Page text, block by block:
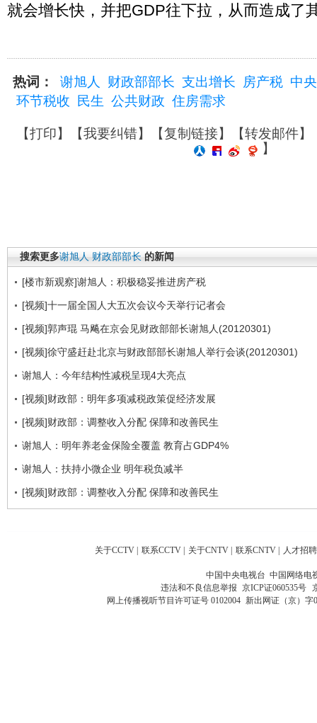
就会增长快，并把GDP往下拉，从而造成了
热词： 谢旭人 财政部部长 支出增长 房产税 中
环节税收
民生 公共财政 住房需求
【打印】【我要纠错】【复制链接】【转发邮件】
】
搜索更多谢旭人 财政部部长 的新闻
[楼市新观察]谢旭人：积极稳妥推进房产税
[视频]十一届全国人大五次会议今天举行记者会
[视频]郭声琨 马飚在京会见财政部部长谢旭人(20120301)
[视频]徐守盛赶赴北京与财政部部长谢旭人举行会谈(20120301)
谢旭人：今年结构性减税呈现4大亮点
[视频]财政部：明年多项减税政策促经济发展
[视频]财政部：调整收入分配 保障和改善民生
谢旭人：明年养老金保险全覆盖 教育占GDP4%
谢旭人：扶持小微企业 明年税负减半
[视频]财政部：调整收入分配 保障和改善民生
关于CCTV | 联系CCTV | 关于CNTV | 联系CNTV | 人才招聘
中国中央电视台 中国网络电
违法和不良信息举报 京ICP证060535号
网上传播视听节目许可证号 0102004 新出网证（京）